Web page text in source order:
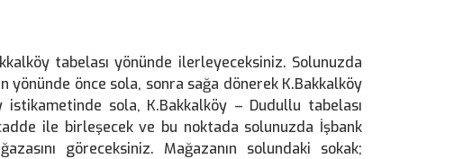
tabelası yönünde ilerleyeceksiniz. Solunuzda
yönünde önce sola, sonra sağa dönerek K.Bakkalköy
istikametinde sola, K.Bakkalköy – Dudullu tabelası
ile birleşecek ve bu noktada solunuzda İşbank
göreceksiniz. Mağazanın solundaki sokak;